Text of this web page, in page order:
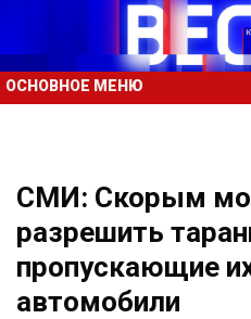
ОСНОВНОЕ МЕНЮ
СМИ: Скорым
разрешить
пропускающие
автомобили